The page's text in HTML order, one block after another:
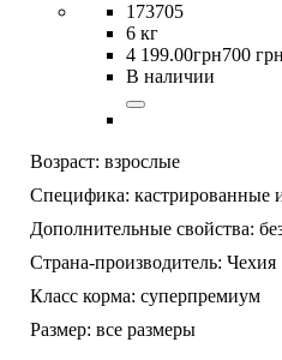
173705
6 кг
4 199.00грн700
В наличии
Возраст: взрослые
Специфика: кастрированные
Дополнительные свойства:
Страна-производитель: Чехия
Класс корма: суперпремиум
Размер: все размеры